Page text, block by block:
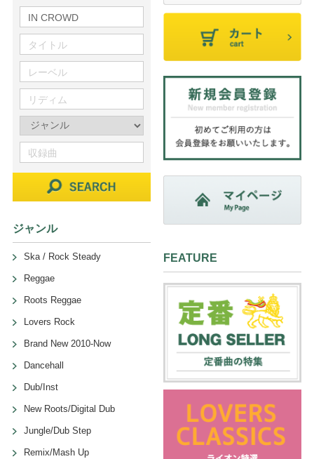
ジャンル
Ska / Rock Steady
Reggae
Roots Reggae
Lovers Rock
Brand New 2010-Now
Dancehall
Dub/Inst
New Roots/Digital Dub
Jungle/Dub Step
Remix/Mash Up
FEATURE